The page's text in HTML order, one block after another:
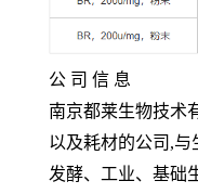
公 司 信 息
南京都莱生物技术
以及耗材的公司 ,与
发酵、工业、基础